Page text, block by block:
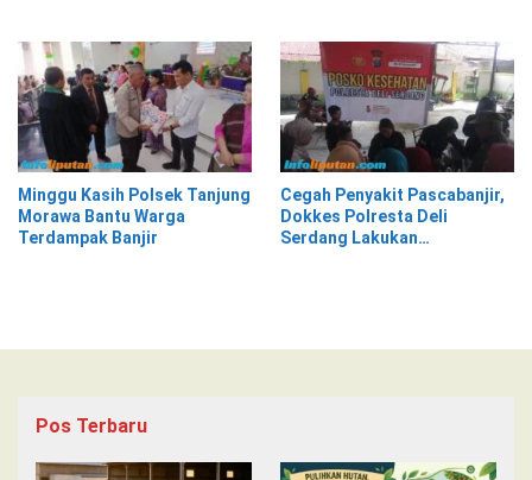
Minggu Kasih Polsek Tanjung
Morawa Bantu Warga
Terdampak Banjir
Cegah Penyakit Pascabanjir,
Dokkes Polresta Deli
Serdang Lakukan
Pos Terbaru